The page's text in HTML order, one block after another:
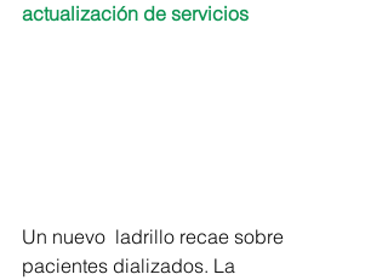
actualización de servicios
Un nuevo  ladrillo recae sobre
pacientes dializados. La